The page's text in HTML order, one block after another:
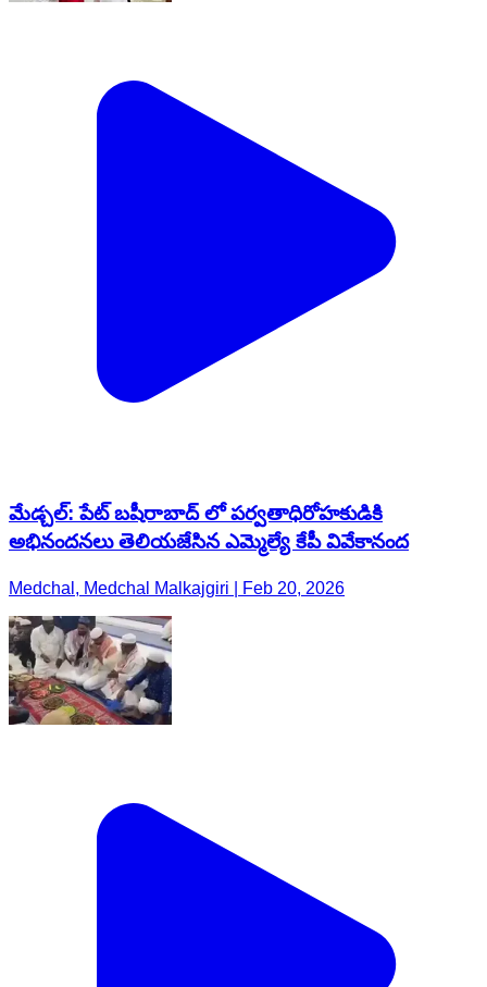
మేడ్చల్: పేట్ బషీరాబాద్ లో పర్వతాధిరోహకుడికి
అభినందనలు తెలియజేసిన ఎమ్మెల్యే కేపీ వివేకానంద
Medchal, Medchal Malkajgiri | Feb 20, 2026